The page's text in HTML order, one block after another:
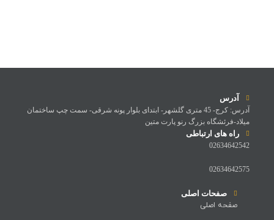
آدرس
آدرس: کرج- 45 متری گلشهر- ابتدای بلوار پونه شرقی- سمت چپ ساختمان
میلاد-فرئشگاه بزرگ رنو پارت متین
راه های ارتباطی
02634642542
02634642575
صفحات اصلی
صفحه اصلی